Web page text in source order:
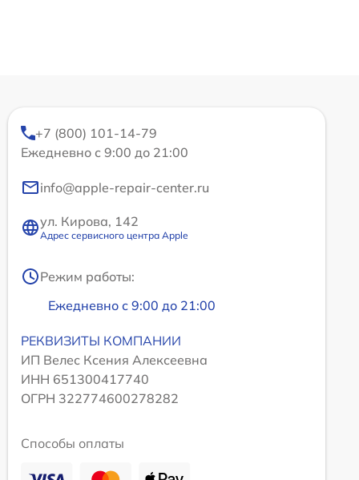
+7 (800) 101-14-79
Ежедневно с 9:00 до 21:00
info@apple-repair-center.ru
ул. Кирова, 142
Адрес сервисного центра Apple
Режим работы:
Ежедневно с 9:00 до 21:00
РЕКВИЗИТЫ КОМПАНИИ
ИП Велес Ксения Алексеевна
ИНН 651300417740
ОГРН 322774600278282
Способы оплаты